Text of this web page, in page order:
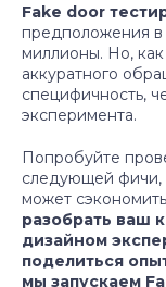
Fake door
предположения в
миллионы. Но,
аккуратного
специфичность,
эксперимента.
Попробуйте
следующей фичи,
может
разобрать ваш
дизайном
поделиться
мы запускаем
© 2012-2025
Политика